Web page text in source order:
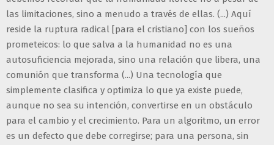
las limitaciones, sino a menudo a través de ellas. (...) Aquí
reside la ruptura radical [para el cristiano] con los sueños
prometeicos: lo que salva a la humanidad no es una
autosuficiencia mejorada, sino una relación que libera, una
comunión que transforma (...) Una tecnología que
simplemente clasifica y optimiza lo que ya existe puede,
aunque no sea su intención, convertirse en un obstáculo
para el cambio y el crecimiento. Para un algoritmo, un error
es un defecto que debe corregirse; para una persona, sin